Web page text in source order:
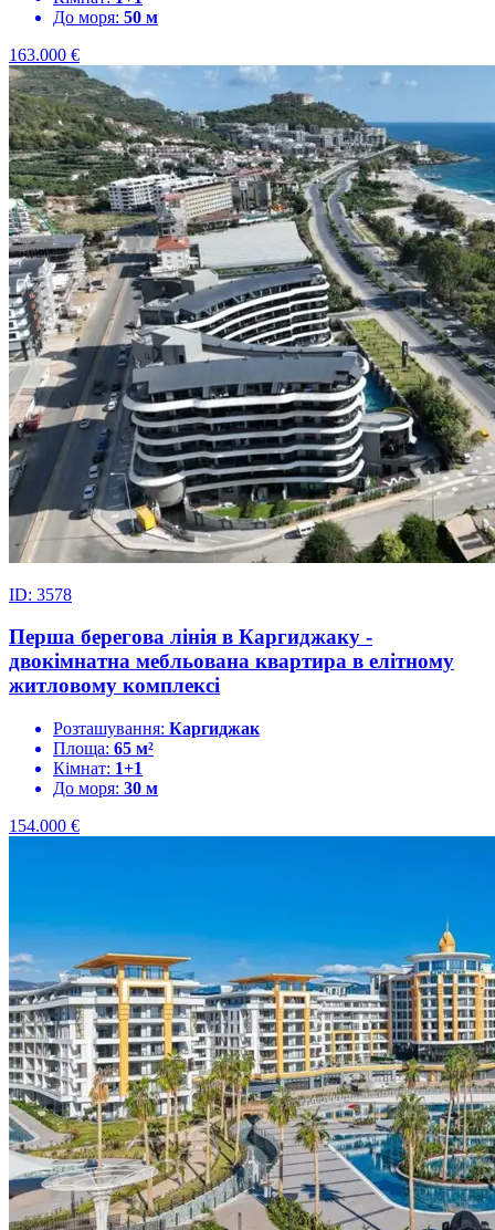
До моря: 50 м
163.000 €
ID: 3578
Перша берегова лінія в Каргиджаку -
двокімнатна мебльована квартира в елітному
житловому комплексі
Розташування: Каргиджак
Площа: 65 м²
Кімнат: 1+1
До моря: 30 м
154.000 €